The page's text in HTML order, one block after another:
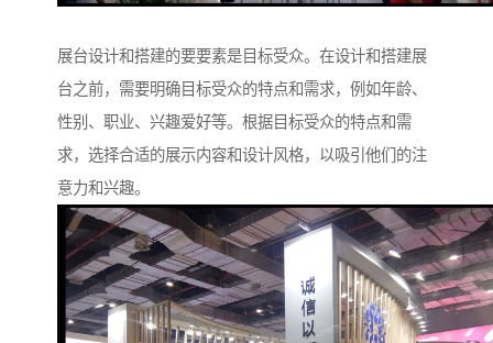
展台设计和搭建的要要素是目标受众。在设计和搭建展
台之前，需要明确目标受众的特点和需求，例如年龄、
性别、职业、兴趣爱好等。根据目标受众的特点和需
求，选择合适的展示内容和设计风格，以吸引他们的注
意力和兴趣。